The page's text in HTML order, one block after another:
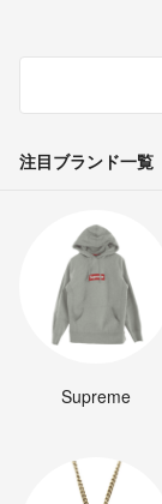
注目ブランド一覧
Supreme